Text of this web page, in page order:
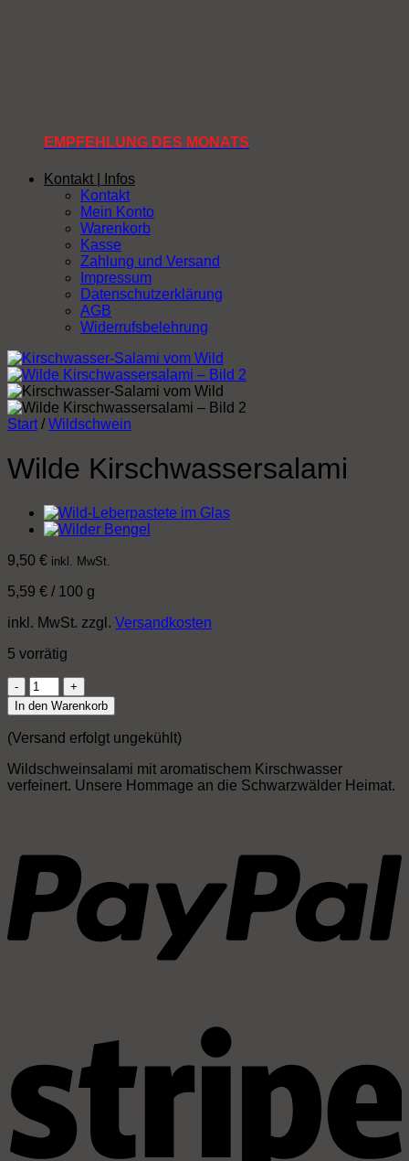
EMPFEHLUNG DES MONATS
Kontakt | Infos
Kontakt
Mein Konto
Warenkorb
Kasse
Zahlung und Versand
Impressum
Datenschutzerklärung
AGB
Widerrufsbelehrung
Start / Wildschwein
Wilde Kirschwassersalami
9,50 € inkl. MwSt.
5,59 € / 100 g
inkl. MwSt. zzgl. Versandkosten
5 vorrätig
Wilde
Kirschwassersalami
Menge
In den Warenkorb
(Versand erfolgt ungekühlt)
Wildschweinsalami mit aromatischem Kirschwasser
verfeinert. Unsere Hommage an die Schwarzwälder Heimat.